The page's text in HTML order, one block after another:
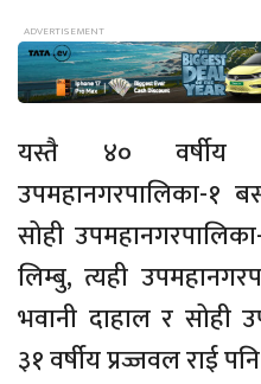
यस्तै ४० वर्षीय
उपमहानगरपालिका-१
सोही
लिम्बु, त्यही
भवानी दाहाल र सोही
३१ वर्षीय प्रज्जवल राई